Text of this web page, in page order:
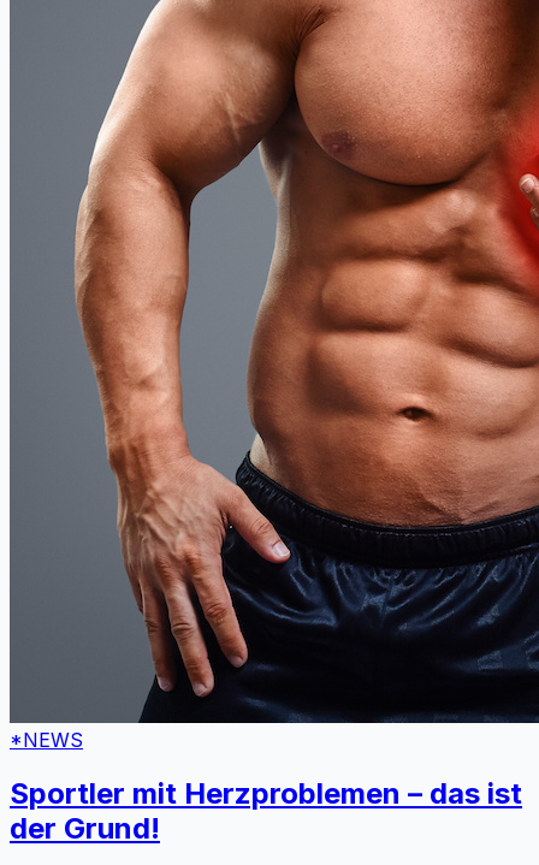
*NEWS
Sportler mit Herzproblemen – das ist
der Grund!